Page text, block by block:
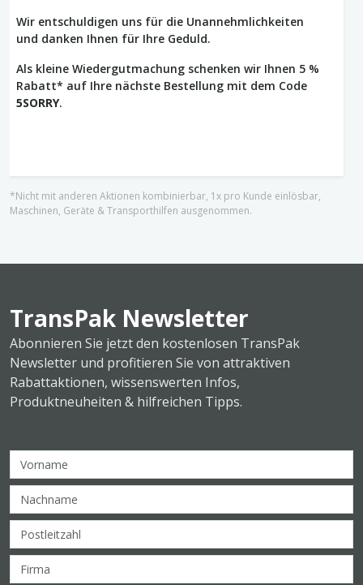
Wir entschuldigen uns für die Unannehmlichkeiten
und danken Ihnen für Ihre Geduld.
Als kleine Wiedergutmachung schenken wir Ihnen 5 %
Rabatt* auf Ihre nächste Bestellung mit dem Code
5SORRY.
*Nicht mit anderen Aktionen kombinierbar, 1x pro Kunde einlösbar,
Maschinen, Geräte & Transporthilfen ausgenommen.
TransPak Newsletter
Abonnieren Sie jetzt den kostenlosen TransPak
Newsletter und profitieren Sie von attraktiven
Rabattaktionen, wissenswerten Infos,
Produktneuheiten & hilfreichen Tipps.